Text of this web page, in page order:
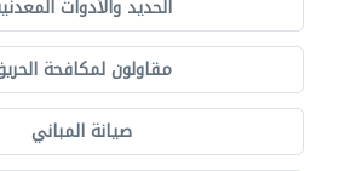
الحديد والأدوات
مقاولون لمكافحة
صيانة المباني